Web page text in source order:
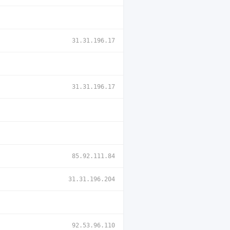
31.31.196.17
31.31.196.17
85.92.111.84
31.31.196.204
92.53.96.110